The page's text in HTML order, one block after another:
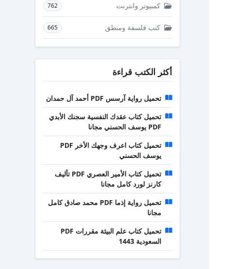
كمبيوتر وانترنت 762
كتب فلسفة ومنطق 665
أكثر الكتب قراءة
تحميل رواية آرسس PDF أحمد آل حمدان
تحميل كتاب عقدك النفسية سجنك الأبدي
PDF يوسف الحسني مجانا
تحميل كتاب اعرف وجهك الأخر PDF
يوسف الحسني
تحميل كتاب الأمير العصري PDF تأليف
كارنز لورد كامل مجانا
تحميل رواية إذما PDF محمد صادق كامل
مجانا
تحميل كتاب علم البيئة مقررات PDF
السعودية 1443